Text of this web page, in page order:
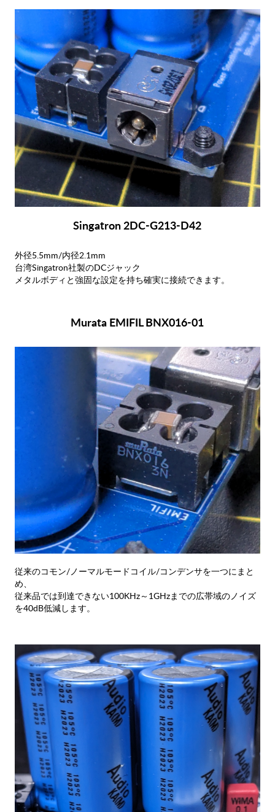
Singatron 2DC-G213-D42
外径5.5mm/内径2.1mm
台湾Singatron社製のDCジャック
メタルボディと強固な設定を持ち確実に接続できます。
Murata EMIFIL BNX016-01
従来のコモン/ノーマルモードコイル/コンデンサを一つにまと
め、
従来品では到達できない100KHz～1GHzまでの広帯域のノイズ
を40dB低減します。